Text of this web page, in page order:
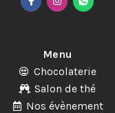
Menu
Chocolaterie
Salon de thé
Nos évènement